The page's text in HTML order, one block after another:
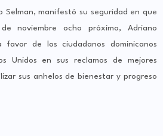
Selman, manifestó su seguridad en que
noviembre ocho próximo, Adriano
favor de los ciudadanos dominicanos
Unidos en sus reclamos de mejores
sus anhelos de bienestar y progreso